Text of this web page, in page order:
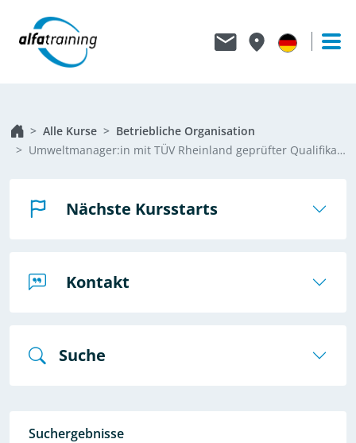
Alle Kurse
Betriebliche Organisation
Umweltmanager:in mit TÜV Rheinland geprüfter Qualifikation
Nächste Kursstarts
Suche
Kontakt
Suchergebnisse